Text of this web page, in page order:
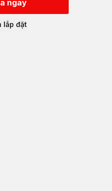
ngay
lắp đặt